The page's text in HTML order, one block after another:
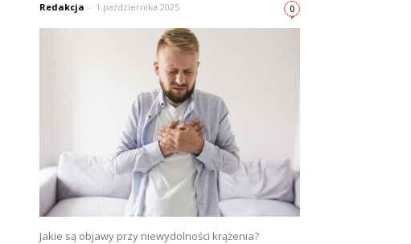
Redakcja - 1 października 2025 0
Jakie są objawy przy niewydolności krążenia?